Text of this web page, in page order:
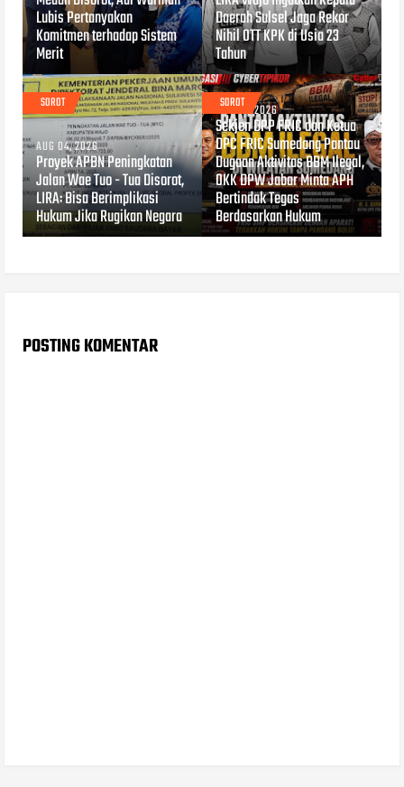
Lubis Pertanyakan
Komitmen terhadap Sistem
Merit
Daerah Sulsel Jaga Rekor
Nihil OTT KPK di Usia 23
Tahun
SOROT
AUG 04, 2026
Proyek APBN Peningkatan
Jalan Wae Tuo - Tua Disorot,
LIRA: Bisa Berimplikasi
Hukum Jika Rugikan Negara
SOROT
AUG 03, 2026
Sekjen DPP FRIC dan Ketua
DPC FRIC Sumedang Pantau
Dugaan Aktivitas BBM Ilegal,
OKK DPW Jabar Minta APH
Bertindak Tegas
Berdasarkan Hukum
POSTING KOMENTAR